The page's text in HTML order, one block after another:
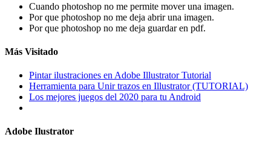
Cuando photoshop no me permite mover una imagen.
Por que photoshop no me deja abrir una imagen.
Por que photoshop no me deja guardar en pdf.
Más Visitado
Pintar ilustraciones en Adobe Illustrator Tutorial
Herramienta para Unir trazos en Illustrator (TUTORIAL)
Los mejores juegos del 2020 para tu Android
Adobe Ilustrator